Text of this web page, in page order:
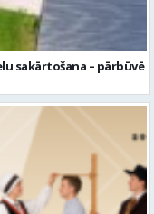
sakārtošana – pārbūvē